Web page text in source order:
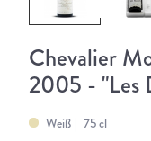
Chevalier
2005 - "Les
Weiß 75 cl